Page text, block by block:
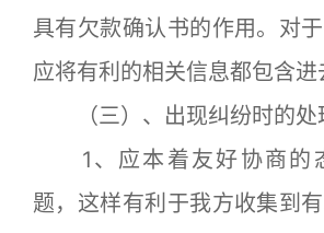
具有欠款确认书的作用。对
应将有利的相关信息都包含进
（三）、出现纠纷时的处
1、应本着友好协商的
题，这样有利于我方收集到